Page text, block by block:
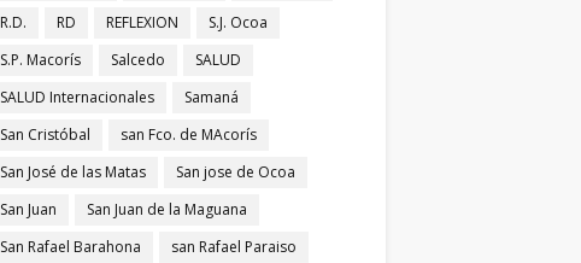
R.D.
RD REFLEXION
S.J. Ocoa
S.P. Macorís
Salcedo
SALUD
SALUD Internacionales
Samaná
San Cristóbal
san Fco. de MAcorís
San José de las Matas
San jose de Ocoa
San Juan
San Juan de la Maguana
San Rafael Barahona
san Rafael Paraiso